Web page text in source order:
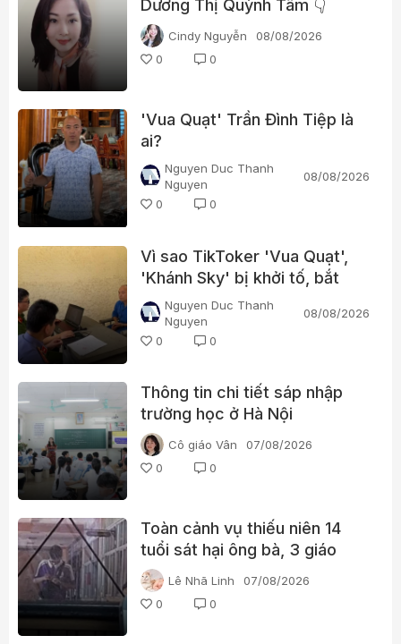
Dương Thị Quỳnh Tâm 👇
Cindy Nguyễn
08/08/2026
0
0
'Vua Quạt' Trần Đình Tiệp là
ai?
Nguyen Duc Thanh
Nguyen
08/08/2026
0
0
Vì sao TikToker 'Vua Quạt',
'Khánh Sky' bị khởi tố, bắt
tạm giam?
Nguyen Duc Thanh
Nguyen
08/08/2026
0
0
Thông tin chi tiết sáp nhập
trường học ở Hà Nội
Cô giáo Vân
07/08/2026
0
0
Toàn cảnh vụ thiếu niên 14
tuổi sát hại ông bà, 3 giáo
viên và 3 học sinh
Lê Nhã Linh
07/08/2026
0
0